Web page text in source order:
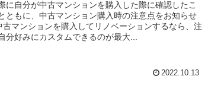
に自分が中古マンションを購入した際に確認したこ
ともに、中古マンション購入時の注意点をお知らせ
古マンションを購入してリノベーションするなら、注
分好みにカスタムできるのが最大...
2022.10.13